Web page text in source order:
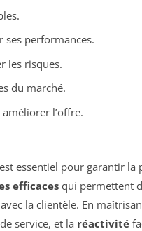
performances.
les risques.
du marché.
l’offre.
essentiel pour garantir la
efficacesqui permettent
la clientèle. En
de service, et la réactivité